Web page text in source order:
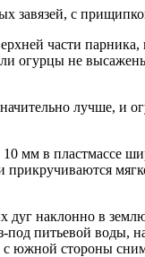
с
части
огурцы не
лучше, и
10 мм в
дуг наклонно в
питьевой
южной стороны